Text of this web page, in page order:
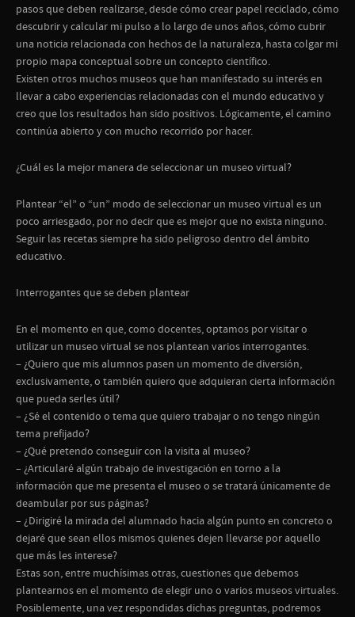
pasos que deben realizarse, desde cómo crear papel reciclado, cómo
descubrir y calcular mi pulso a lo largo de unos años, cómo cubrir
una noticia relacionada con hechos de la naturaleza, hasta colgar mi
propio mapa conceptual sobre un concepto científico.
Existen otros muchos museos que han manifestado su interés en
llevar a cabo experiencias relacionadas con el mundo educativo y
creo que los resultados han sido positivos. Lógicamente, el camino
continúa abierto y con mucho recorrido por hacer.
¿Cuál es la mejor manera de seleccionar un museo virtual?
Plantear “el” o “un” modo de seleccionar un museo virtual es un
poco arriesgado, por no decir que es mejor que no exista ninguno.
Seguir las recetas siempre ha sido peligroso dentro del ámbito
educativo.
Interrogantes que se deben plantear
En el momento en que, como docentes, optamos por visitar o
utilizar un museo virtual se nos plantean varios interrogantes.
– ¿Quiero que mis alumnos pasen un momento de diversión,
exclusivamente, o también quiero que adquieran cierta información
que pueda serles útil?
– ¿Sé el contenido o tema que quiero trabajar o no tengo ningún
tema prefijado?
– ¿Qué pretendo conseguir con la visita al museo?
– ¿Articularé algún trabajo de investigación en torno a la
información que me presenta el museo o se tratará únicamente de
deambular por sus páginas?
– ¿Dirigiré la mirada del alumnado hacia algún punto en concreto o
dejaré que sean ellos mismos quienes dejen llevarse por aquello
que más les interese?
Estas son, entre muchísimas otras, cuestiones que debemos
plantearnos en el momento de elegir uno o varios museos virtuales.
Posiblemente, una vez respondidas dichas preguntas, podremos